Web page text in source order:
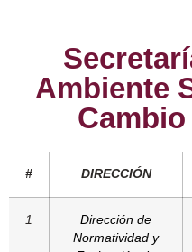
Ambiente
# DIRECCIÓN
1
Dirección de
Normatividad y